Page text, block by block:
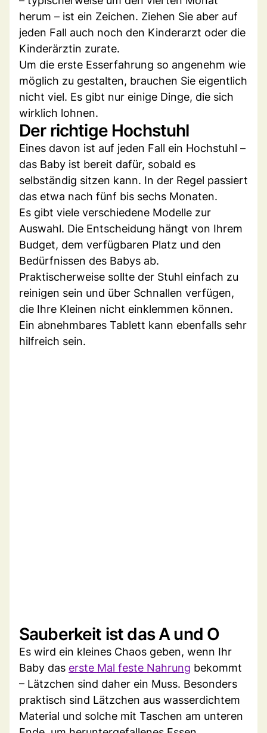
herum – ist ein Zeichen. Ziehen Sie aber auf
jeden Fall auch noch den Kinderarzt oder die
Kinderärztin zurate.
Um die erste Esserfahrung so angenehm wie
möglich zu gestalten, brauchen Sie eigentlich
nicht viel. Es gibt nur einige Dinge, die sich
wirklich lohnen.
Der richtige Hochstuhl
Eines davon ist auf jeden Fall ein Hochstuhl –
das Baby ist bereit dafür, sobald es
selbständig sitzen kann. In der Regel passiert
das etwa nach fünf bis sechs Monaten.
Es gibt viele verschiedene Modelle zur
Auswahl. Die Entscheidung hängt von Ihrem
Budget, dem verfügbaren Platz und den
Bedürfnissen des Babys ab.
Praktischerweise sollte der Stuhl einfach zu
reinigen sein und über Schnallen verfügen,
die Ihre Kleinen nicht einklemmen können.
Ein abnehmbares Tablett kann ebenfalls sehr
hilfreich sein.
Sauberkeit ist das A und O
Es wird ein kleines Chaos geben, wenn Ihr
Baby das erste Mal feste Nahrung bekommt
– Lätzchen sind daher ein Muss. Besonders
praktisch sind Lätzchen aus wasserdichtem
Material und solche mit Taschen am unteren